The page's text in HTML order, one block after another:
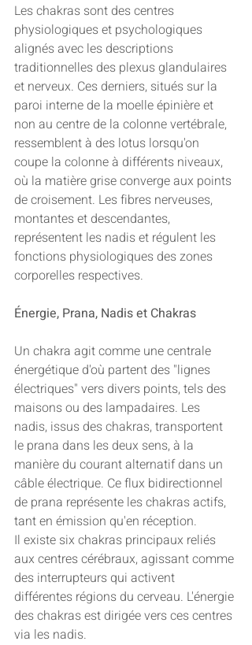
Les chakras sont des centres
physiologiques et psychologiques
alignés avec les descriptions
traditionnelles des plexus glandulaires
et nerveux. Ces derniers, situés sur la
paroi interne de la moelle épinière et
non au centre de la colonne vertébrale,
ressemblent à des lotus lorsqu'on
coupe la colonne à différents niveaux,
où la matière grise converge aux points
de croisement. Les fibres nerveuses,
montantes et descendantes,
représentent les nadis et régulent les
fonctions physiologiques des zones
corporelles respectives.
Énergie, Prana, Nadis et Chakras
Un chakra agit comme une centrale
énergétique d'où partent des "lignes
électriques" vers divers points, tels des
maisons ou des lampadaires. Les
nadis, issus des chakras, transportent
le prana dans les deux sens, à la
manière du courant alternatif dans un
câble électrique. Ce flux bidirectionnel
de prana représente les chakras actifs,
tant en émission qu'en réception.
Il existe six chakras principaux reliés
aux centres cérébraux, agissant comme
des interrupteurs qui activent
différentes régions du cerveau. L'énergie
des chakras est dirigée vers ces centres
via les nadis.